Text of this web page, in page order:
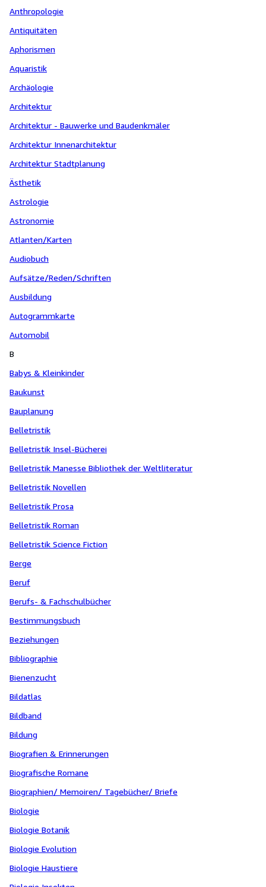
Anthropologie
Antiquitäten
Aphorismen
Aquaristik
Archäologie
Architektur
Architektur - Bauwerke und Baudenkmäler
Architektur Innenarchitektur
Architektur Stadtplanung
Ästhetik
Astrologie
Astronomie
Atlanten/Karten
Audiobuch
Aufsätze/Reden/Schriften
Ausbildung
Autogrammkarte
Automobil
B
Babys & Kleinkinder
Baukunst
Bauplanung
Belletristik
Belletristik Insel-Bücherei
Belletristik Manesse Bibliothek der Weltliteratur
Belletristik Novellen
Belletristik Prosa
Belletristik Roman
Belletristik Science Fiction
Berge
Beruf
Berufs- & Fachschulbücher
Bestimmungsbuch
Beziehungen
Bibliographie
Bienenzucht
Bildatlas
Bildband
Bildung
Biografien & Erinnerungen
Biografische Romane
Biographien/ Memoiren/ Tagebücher/ Briefe
Biologie
Biologie Botanik
Biologie Evolution
Biologie Haustiere